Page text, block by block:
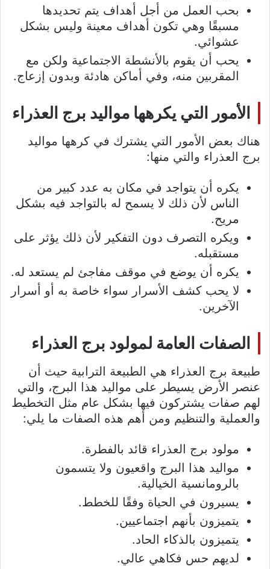
بحب العمل من أجل أهداف يتم تحديدها
مسبقًا وهي تكون أهداف معينة وليس بشكل
عشوائي.
يحب أن يقوم بالأنشطة الاجتماعية ولكن مع
المقربين منه، وفي أماكن هادئة وبدون إزعاج.
الأمور التي يكرهها مواليد برج العذراء
هناك بعض الأمور التي يشترك في كرهها مواليد
برج العذراء والتي منها:
يكره أن يتواجد في مكان به عدد كبير من
الناس لأن ذلك لا يسمح له بالتواجد فيه بشكل
مريح.
ويكره التصرف دون التفكير لأن ذلك يؤثر على
مستقبله.
يكره أن يوضع في موقف مفاجئ لم يستعد له.
لا يحب كشف الأسرار سواء خاصة به أو أسرار
الآخرين.
الصفات العامة لمولود برج العذراء
طبيعة برج العذراء هي الطبيعة الترابية حيث أن
عنصر الأرض يسيطر على مواليد هذا البرج، والتي
لهم صفات يشتركون فيها بشكل عام مثل التخطيط
والعملية والتنظيم ومن أهم هذه الصفات ما يلي:
مولود برج العذراء قائد بالفطرة.
مواليد هذا البرج واقعيون ولا يتسمون
بالرومانسية الخيالية.
يسيرون في الحياة وفقًا للخطط.
يتميزون بأنهم اجتماعيين.
يتميزون بالذكاء الحاد.
لديهم حس فكاهي عالي.